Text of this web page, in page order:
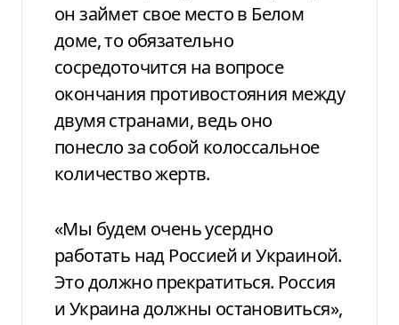
он займет свое место в Белом
доме, то обязательно
сосредоточится на вопросе
окончания противостояния между
двумя странами, ведь оно
понесло за собой колоссальное
количество жертв.
«Мы будем очень усердно
работать над Россией и Украиной.
Это должно прекратиться. Россия
и Украина должны остановиться»,